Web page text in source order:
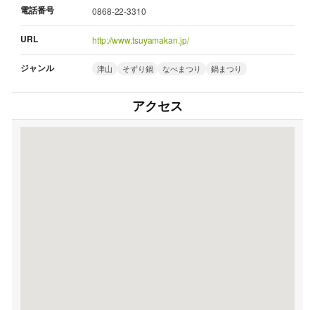
電話番号 0868-22-3310
URL http://www.tsuyamakan.jp/
ジャンル 津山 そずり鍋 なべまつり 鍋まつり
アクセス